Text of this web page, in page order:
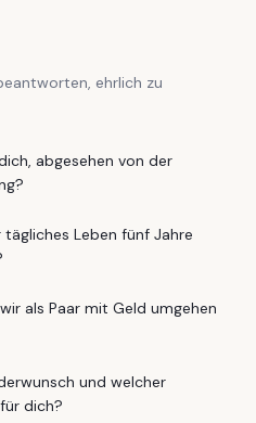
ehrlich zu
abgesehen von der
Leben fünf Jahre
als Paar mit Geld umgehen
und welcher
dich?